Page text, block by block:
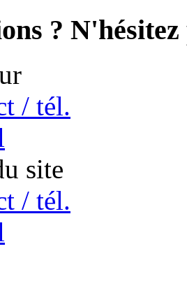
?
/ tél.
site
/ tél.